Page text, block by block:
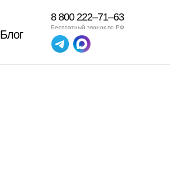
Блог
8 800 222–71–63
Бесплатный звонок по РФ